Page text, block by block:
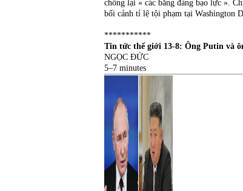
chống lại « các băng đảng bạo lực ».
bối cảnh tỉ lệ tội phạm tại Washington
***********
Tin tức thế giới 13-8: Ông Putin và
NGỌC ĐỨC
5–7 minutes